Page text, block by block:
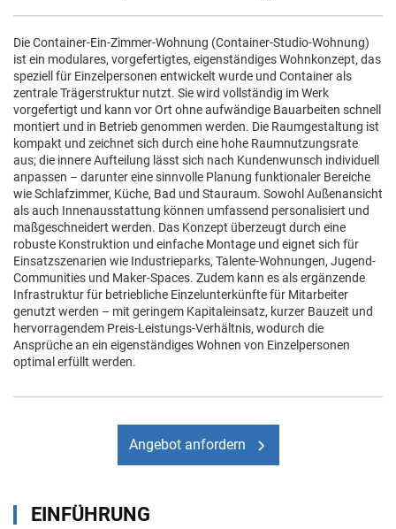
Die Container-Ein-Zimmer-Wohnung (Container-Studio-Wohnung)
ist ein modulares, vorgefertigtes, eigenständiges Wohnkonzept, das
speziell für Einzelpersonen entwickelt wurde und Container als
zentrale Trägerstruktur nutzt. Sie wird vollständig im Werk
vorgefertigt und kann vor Ort ohne aufwändige Bauarbeiten schnell
montiert und in Betrieb genommen werden. Die Raumgestaltung ist
kompakt und zeichnet sich durch eine hohe Raumnutzungsrate
aus; die innere Aufteilung lässt sich nach Kundenwunsch individuell
anpassen – darunter eine sinnvolle Planung funktionaler Bereiche
wie Schlafzimmer, Küche, Bad und Stauraum. Sowohl Außenansicht
als auch Innenausstattung können umfassend personalisiert und
maßgeschneidert werden. Das Konzept überzeugt durch eine
robuste Konstruktion und einfache Montage und eignet sich für
Einsatzszenarien wie Industrieparks, Talente-Wohnungen, Jugend-
Communities und Maker-Spaces. Zudem kann es als ergänzende
Infrastruktur für betriebliche Einzelunterkünfte für Mitarbeiter
genutzt werden – mit geringem Kapitaleinsatz, kurzer Bauzeit und
hervorragendem Preis-Leistungs-Verhältnis, wodurch die
Ansprüche an ein eigenständiges Wohnen von Einzelpersonen
optimal erfüllt werden.
Angebot anfordern
EINFÜHRUNG